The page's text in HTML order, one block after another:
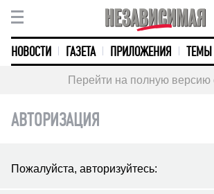
НОВОСТИ ГАЗЕТА ПРИЛОЖЕНИЯ ТЕМЫ
Перейти на полную версию
АВТОРИЗАЦИЯ
Пожалуйста, авторизуйтесь: